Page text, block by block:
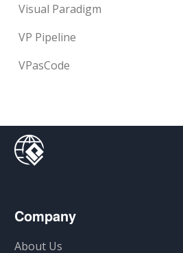
Visual Paradigm
VP Pipeline
VPasCode
Company
About Us